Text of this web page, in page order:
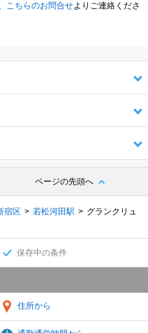
こちらのお問合せよりご連絡くださ
ページの先頭へ
宿区 若松河田駅
グランクリュ
保存中の条件
住所から